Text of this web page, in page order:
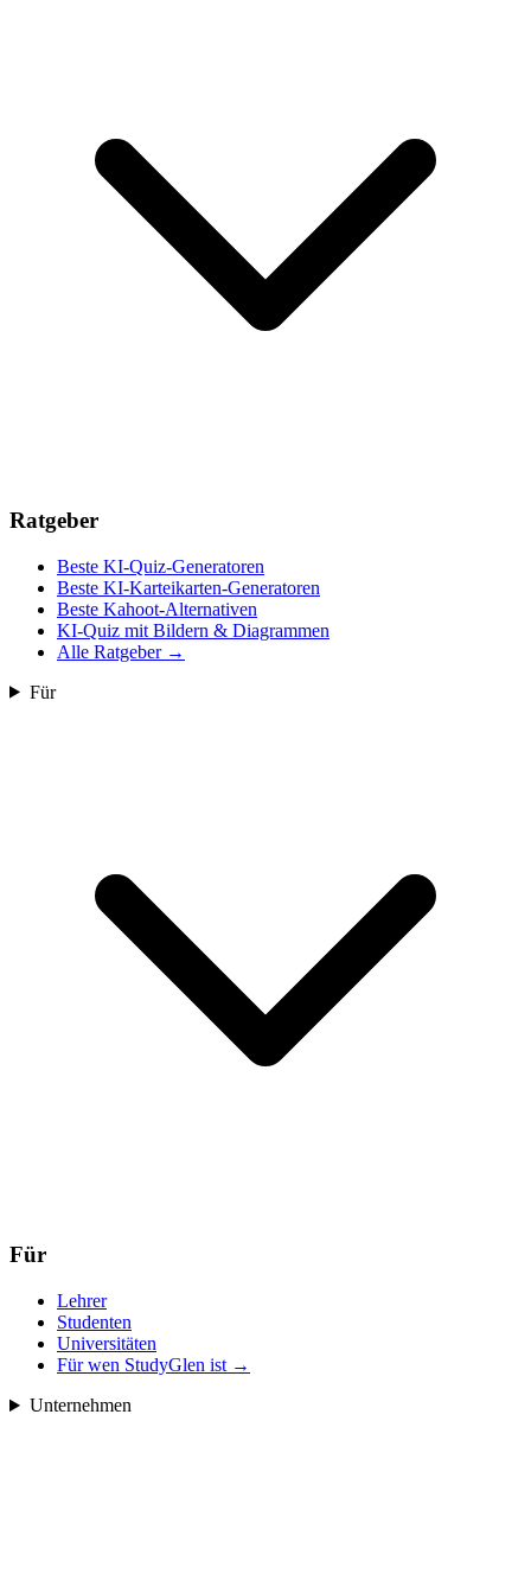
Ratgeber
Beste KI-Quiz-Generatoren
Beste KI-Karteikarten-Generatoren
Beste Kahoot-Alternativen
KI-Quiz mit Bildern & Diagrammen
Alle Ratgeber→
Für
Für
Lehrer
Studenten
Universitäten
Für wen StudyGlen ist →
Unternehmen